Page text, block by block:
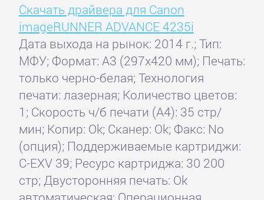
Скачать драйвера для Canon
imageRUNNER ADVANCE 4235i
Дата выхода на рынок: 2014 г.; Тип:
МФУ; Формат: A3 (297x420 мм); Печать:
только черно-белая; Технология
печати: лазерная; Количество цветов:
1; Скорость ч/б печати (А4): 35 стр/
мин; Копир: Ok; Сканер: Ok; Факс: No
(опция); Поддерживаемые картриджи:
C-EXV 39; Ресурс картриджа: 30 200
стр; Двусторонняя печать: Ok